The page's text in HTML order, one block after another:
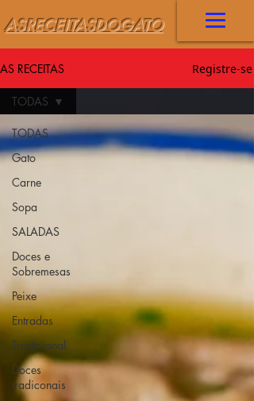
ASRECEITASDOGATO
AS RECEITAS Registre-se
TODAS
Gato
Carne
Sopa
SALADAS
Doces e
Sobremesas
Peixe
Entradas
Tradicional
Doces
tradiconais
TODAS